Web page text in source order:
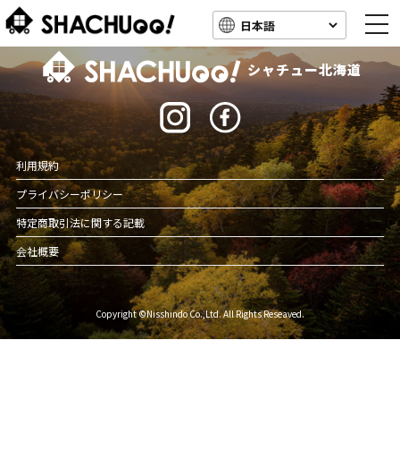
北海道キャンピングカー車中泊スポット情報
シャチュー北海道
利用規約
プライバシーポリシー
特定商取引法に関する記載
会社概要
Copyright ©Nisshindo Co.,Ltd. All Rights Reseaved.